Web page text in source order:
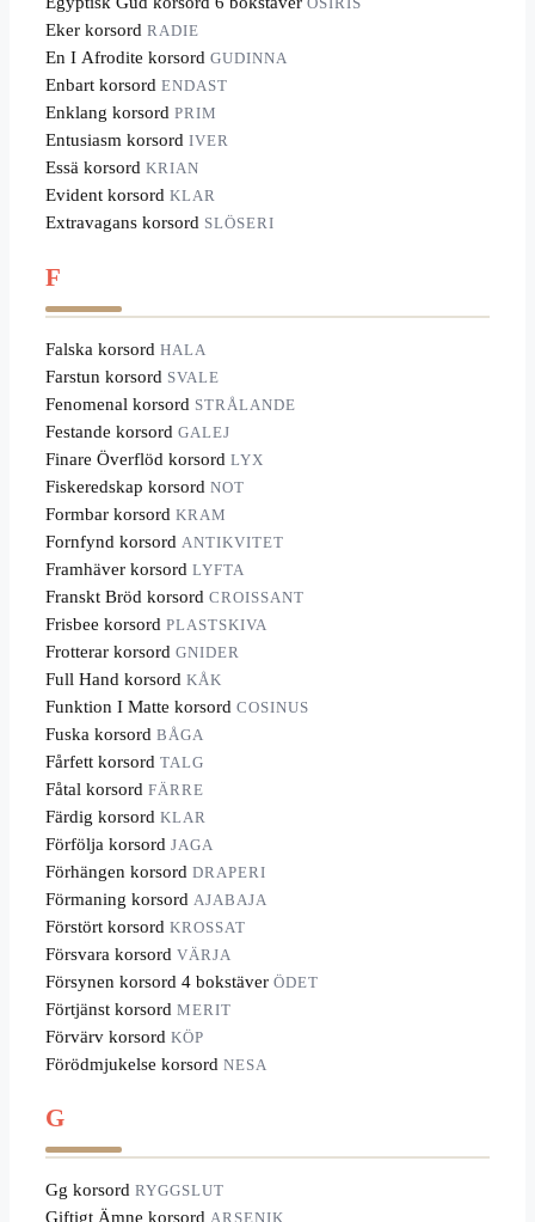
OSIRIS
Eker korsord RADIE
En I Afrodite korsord GUDINNA
Enbart korsord ENDAST
Enklang korsord PRIM
Entusiasm korsord IVER
Essä korsord KRIAN
Evident korsord KLAR
Extravagans korsord SLÖSERI
F
Falska korsord HALA
Farstun korsord SVALE
Fenomenal korsord STRÅLANDE
Festande korsord GALEJ
Finare Överflöd korsord LYX
Fiskeredskap korsord NOT
Formbar korsord KRAM
Fornfynd korsord ANTIKVITET
Framhäver korsord LYFTA
Franskt Bröd korsord CROISSANT
Frisbee korsord PLASTSKIVA
Frotterar korsord GNIDER
Full Hand korsord KÅK
Funktion I Matte korsord COSINUS
Fuska korsord BÅGA
Fårfett korsord TALG
Fåtal korsord FÄRRE
Färdig korsord KLAR
Förfölja korsord JAGA
Förhängen korsord DRAPERI
Förmaning korsord AJABAJA
Förstört korsord KROSSAT
Försvara korsord VÄRJA
Försynen korsord 4 bokstäver ÖDET
Förtjänst korsord MERIT
Förvärv korsord KÖP
Förödmjukelse korsord NESA
G
Gg korsord RYGGSLUT
Giftigt Ämne korsord